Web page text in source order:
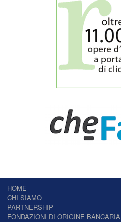
HOME
CHI SIAMO
PARTNERSHIP
FONDAZIONI DI ORIGINE BANCARIA